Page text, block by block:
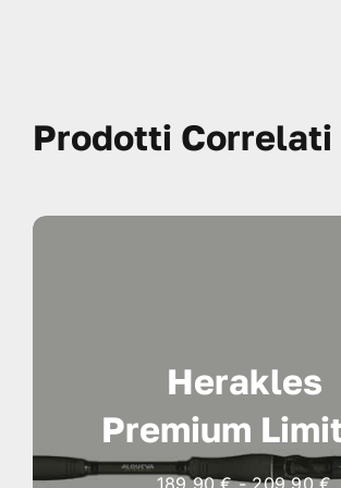
Prodotti Correlati
Herakles
Premium
189,90€ - 209,90€